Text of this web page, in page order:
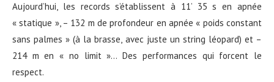
Aujourd’hui, les records s’établissent à 11’ 35 s en apnée
« statique », – 132 m de profondeur en apnée « poids constant
sans palmes » (à la brasse, avec juste un string léopard) et –
214 m en « no limit »… Des performances qui forcent le
respect.